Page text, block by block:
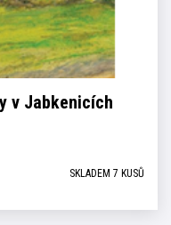
v Jabkenicích
SKLADEM 7 KUSŮ